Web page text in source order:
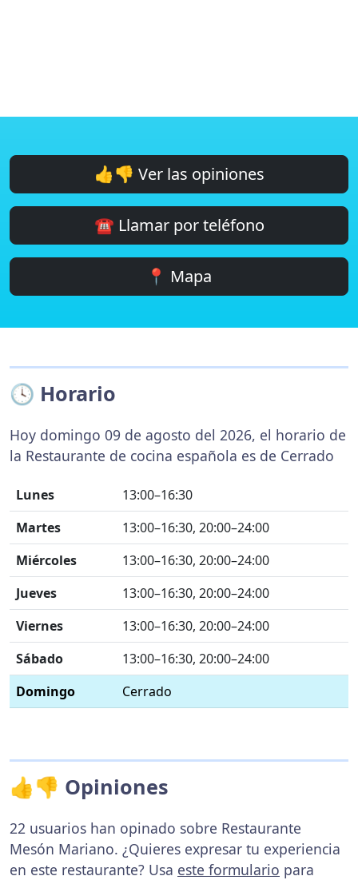
👍👎 Ver las opiniones
☎️ Llamar por teléfono
📍 Mapa
🕓 Horario
Hoy domingo 09 de agosto del 2026, el horario de
la Restaurante de cocina española es de Cerrado
Lunes
13:00–16:30
Martes
13:00–16:30, 20:00–24:00
Miércoles
13:00–16:30, 20:00–24:00
Jueves
13:00–16:30, 20:00–24:00
Viernes
13:00–16:30, 20:00–24:00
Sábado
13:00–16:30, 20:00–24:00
Domingo
Cerrado
👍👎 Opiniones
22 usuarios han opinado sobre Restaurante
Mesón Mariano. ¿Quieres expresar tu experiencia
en este restaurante? Usa este formulario para